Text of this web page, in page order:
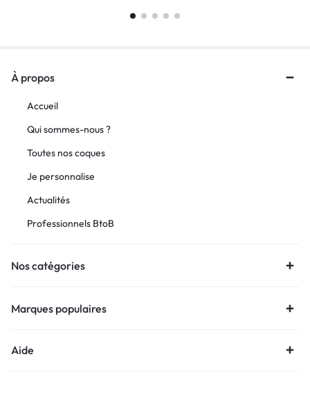
À propos
Accueil
Qui sommes-nous ?
Toutes nos coques
Je personnalise
Actualités
Professionnels BtoB
Nos catégories
Marques populaires
Aide